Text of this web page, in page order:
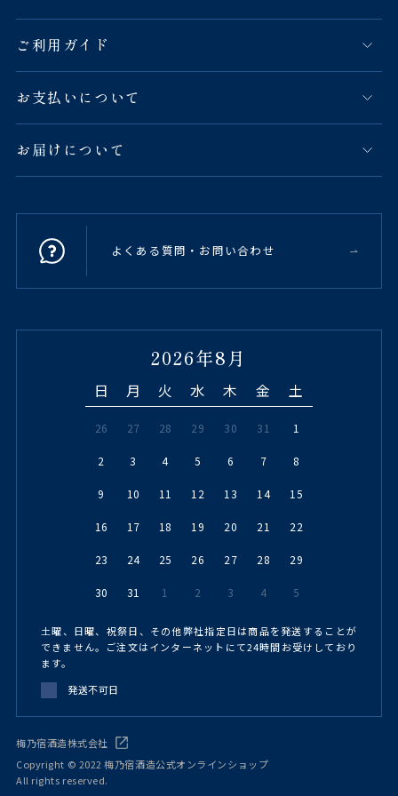
ご利用ガイド
お支払いについて
お届けについて
よくある質問・お問い合わせ
2026年8月
日 月 火 水 木 金 土
26 27 28 29 30 31 1
2 3 4 5 6 7 8
9 10 11 12 13 14 15
16 17 18 19 20 21 22
23 24 25 26 27 28 29
30 31 1 2 3 4 5
土曜、日曜、祝祭日、その他弊社指定日は商品を発送することが
できません。ご注文はインターネットにて24時間お受けしており
ます。
発送不可日
梅乃宿酒造株式会社
Copyright © 2022 梅乃宿酒造公式オンラインショップ
All rights reserved.